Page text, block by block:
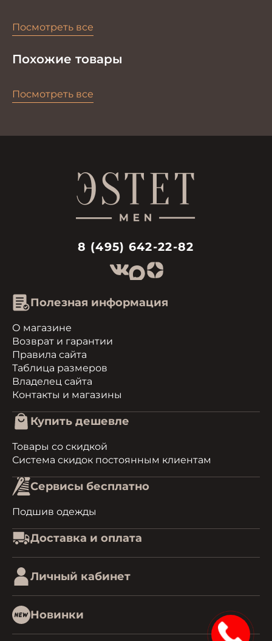
Посмотреть все
Похожие товары
Посмотреть все
8 (495) 642-22-82
Полезная информация
О магазине
Возврат и гарантии
Правила сайта
Таблица размеров
Владелец сайта
Контакты и магазины
Купить дешевле
Товары со скидкой
Система скидок постоянным клиентам
Сервисы бесплатно
Подшив одежды
Доставка и оплата
Личный кабинет
Новинки